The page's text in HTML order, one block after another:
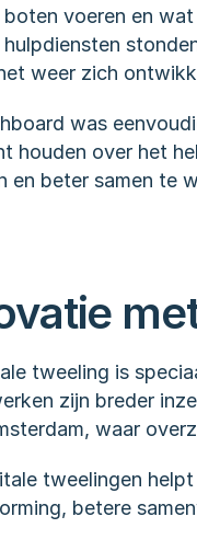
boten voeren en wat
hulpdiensten
weer zich
was
houden over het
en beter samen te
tweeling is
zijn breder
waar
tweelingen
betere